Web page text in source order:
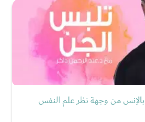
من وجهة نظر علم النفس